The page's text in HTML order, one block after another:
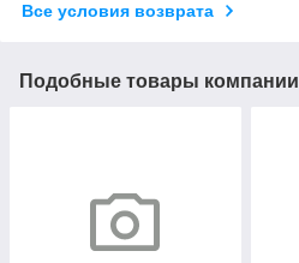
Все условия возврата
Подобные товары компании